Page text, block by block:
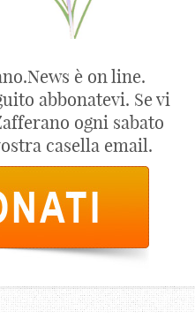
è on line.
abbonatevi. Se vi
ogni sabato
casella email.